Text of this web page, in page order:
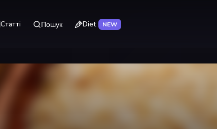
Статті Пошук Diet NEW